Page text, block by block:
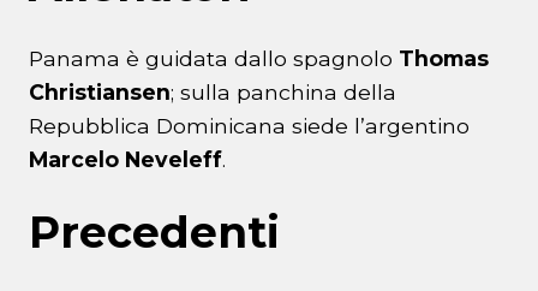
Panama è guidata dallo spagnolo Thomas
Christiansen; sulla panchina della
Repubblica Dominicana siede l’argentino
Marcelo Neveleff.
Precedenti